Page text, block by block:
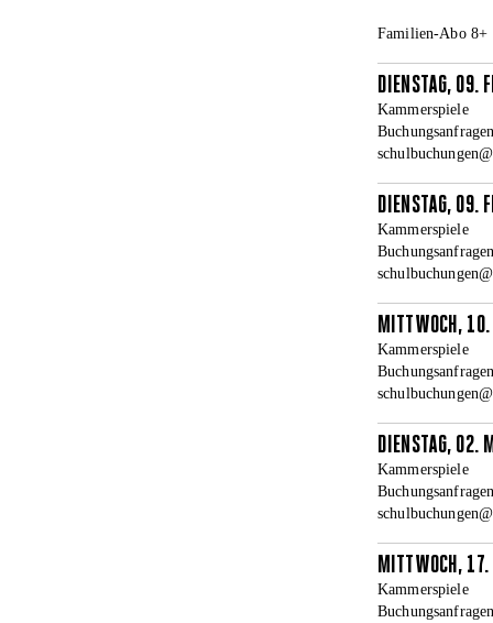
Familien-Abo 8+
DIENSTAG, 09.
Kammerspiele
DIENSTAG, 09.
Kammerspiele
MITTWOCH,
Kammerspiele
DIENSTAG, 02.
Kammerspiele
MITTWOCH,
Kammerspiele